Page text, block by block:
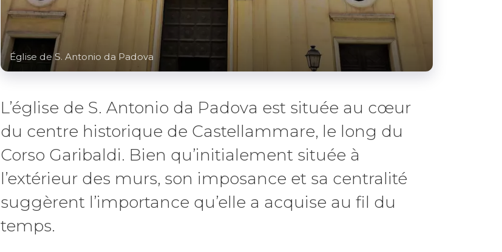
Église de S. Antonio da Padova
L’église de S. Antonio da Padova est située au cœur
du centre historique de Castellammare, le long du
Corso Garibaldi. Bien qu’initialement située à
l’extérieur des murs, son imposance et sa centralité
suggèrent l’importance qu’elle a acquise au fil du
temps.